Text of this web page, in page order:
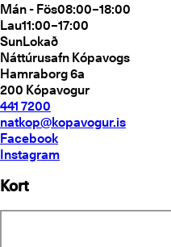
Mán - Fös08:00–18:00
Lau11:00–17:00
SunLokað
Náttúrusafn Kópavogs
Hamraborg 6a
200 Kópavogur
441 7200
natkop@kopavogur.is
Facebook
Instagram
Kort